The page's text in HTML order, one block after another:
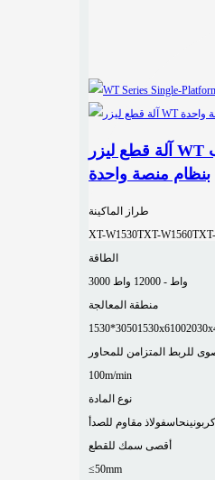
آلة قطع ليزر WT سلسلة متكاملة للوحات والأنابيب
بنظام منصة واحدة
طراز الماكينة
XT-W1530TXT-W1560T
الطاقة
3000 واط - 12000 واط
منطقة المعالجة
1530*30501530x6100
للربط المتزامن للمحاور
100m/min
نوع المادة
نحاسفولاذ مقاوم للصدأ
أقصى سمك للقطع
≤50mm